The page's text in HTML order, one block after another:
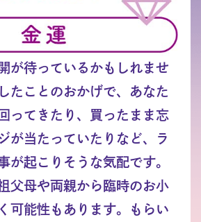
が待っているかもしれませ
たことのおかげで、あなた
ってきたり、買ったまま忘
が当たっていたりなど、ラ
が起こりそうな気配です。
父母や両親から臨時のお小
可能性もあります。もらい